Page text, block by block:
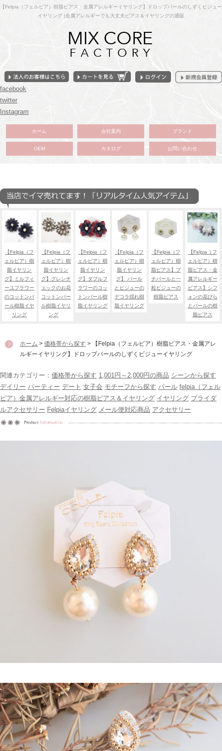
【Felpia（フェルピア）樹脂ピアス・金属アレルギーイヤリング】ドロップパールのしずくビジュー
イヤリング |金属アレルギーでも大丈夫ピアス＆イヤリングの通販
facebook
twitter
Instagram
ホーム 会社案内 ブランド
OEM カタログ お問い合わせ
【Felpia（フ
ェルピア）樹
脂イヤリン
グ】ミルフィ
ーユフラワー
のコットンパ
ール樹脂イヤ
リング
【Felpia（フ
ェルピア）樹
脂イヤリン
グ】グレンチ
ェックのお花
コットンパー
ル樹脂イヤリ
ング
【Felpia（フ
ェルピア）樹
脂イヤリン
グ】ダブルフ
ラワーのコッ
トンパール樹
脂イヤリング
【Felpia（フ
ェルピア）樹
脂イヤリン
グ】 パール
とビジューの
デコラ揺れ樹
脂イヤリング
【Felpia（フ
ェルピア）樹
脂ピアス】プ
チパールと一
粒ビジューの
樹脂ピアス
【Felpia（フ
ェルピア）樹
脂ピアス・金
属アレルギー
ピアス】シフ
ォンの花びら
とパールの樹
脂ピアス
ホーム > 価格帯から探す > 【Felpia（フェルピア）樹脂ピアス・金属アレ
ルギーイヤリング】ドロップパールのしずくビジューイヤリング
関連カテゴリー： 価格帯から探す 1,001円～2,000円の商品 シーンから探す
デイリー パーティー デート 女子会 モチーフから探す パール felpia（フェル
ピア）金属アレルギー対応の樹脂ピアス＆イヤリング イヤリング ブライダ
ルアクセサリー Felpiaイヤリング メール便対応商品 アクセサリー